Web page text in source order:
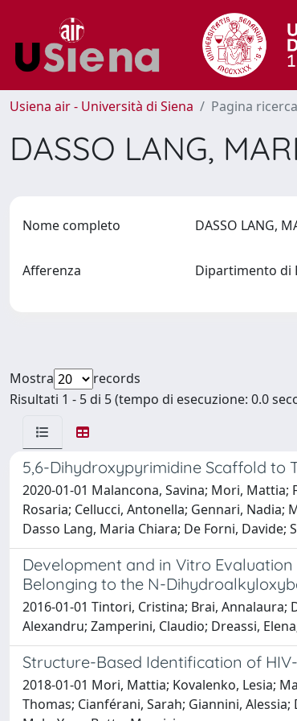
Usiena air - Università di Siena Pagina
DASSO LANG,
Nome completo DASSO LANG,
Afferenza Dipartimento di
Mostra
records
Risultati 1 - 5 di 5 (tempo di esecuzione: 0.0
5,6-Dihydroxypyrimidine Scaffold to
2020-01-01 Malancona, Savina; Mori,
Rosaria; Cellucci, Antonella; Gennari, Nadia;
Dasso Lang, Maria Chiara; De Forni, Davide;
Development and in Vitro
Belonging to the N-
2016-01-01 Tintori, Cristina; Brai, Annalaura;
Alexandru; Zamperini, Claudio; Dreassi,
Structure-Based Identification of
2018-01-01 Mori, Mattia; Kovalenko, Lesia;
Thomas; Cianférani, Sarah; Giannini,